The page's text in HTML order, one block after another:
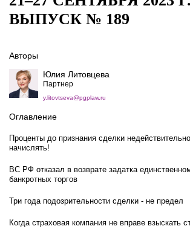
ВЫПУСК № 189
Авторы
Юлия Литовцева
Партнер
y.litovtseva@pgplaw.ru
Оглавление
Проценты до признания сделки
начислять!
ВС РФ отказал в возврате задатка
банкротных торгов
Три года подозрительности сделки - не предел
Когда страховая компания не вправе взыскать